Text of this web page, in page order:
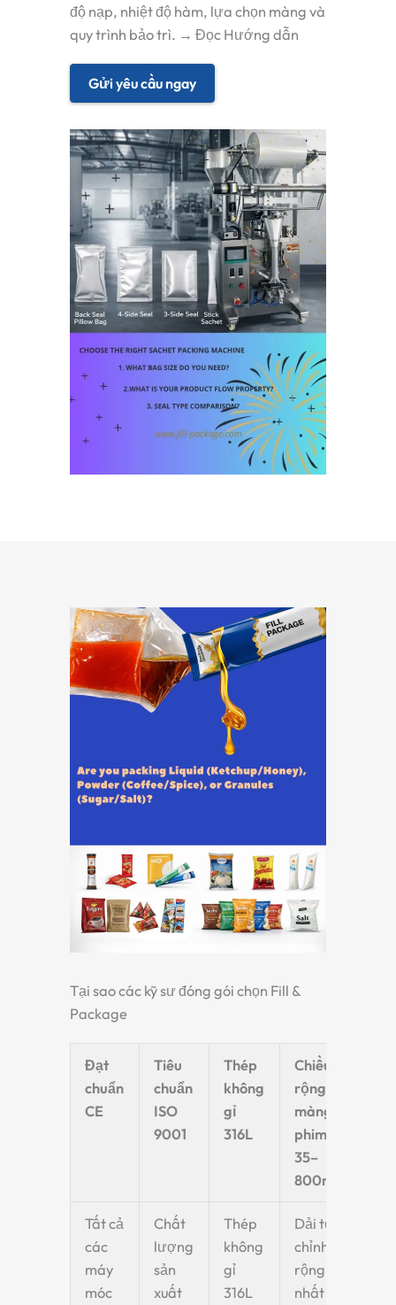
độ nạp, nhiệt độ hàm, lựa chọn màng và
quy trình bảo trì. → Đọc Hướng dẫn
Gửi yêu cầu ngay
Tại sao các kỹ sư đóng gói chọn Fill &
Package
Đạt
chuẩn
CE
Tiêu
chuẩn
ISO
9001
Thép
không
gỉ
316L
Chiều
rộng
màng
phim
35–
800mm
Tất cả
các
máy
móc
Chất
lượng
sản
xuất
Thép
không
gỉ
316L
Dải tùy
chỉnh
rộng
nhất